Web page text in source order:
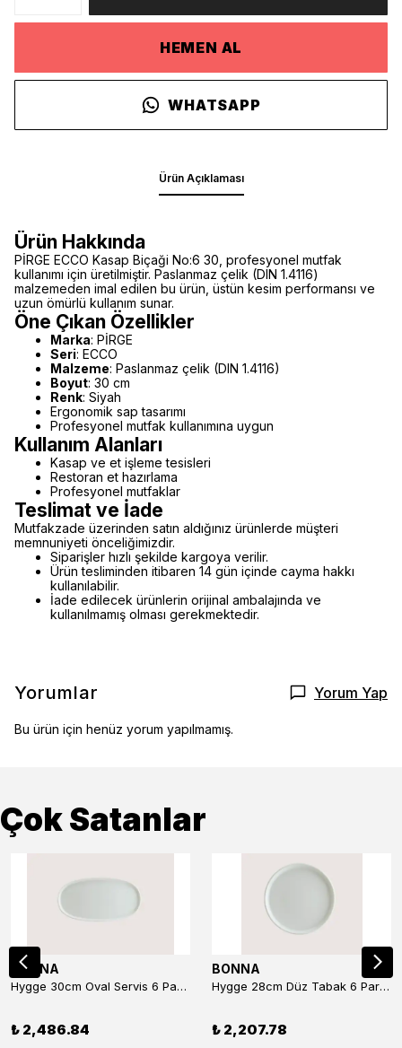
HEMEN AL
WHATSAPP
Ürün Açıklaması
Ürün Hakkında
PİRGE ECCO Kasap Biçaği No:6 30, profesyonel mutfak
kullanımı için üretilmiştir. Paslanmaz çelik (DIN 1.4116)
malzemeden imal edilen bu ürün, üstün kesim performansı ve
uzun ömürlü kullanım sunar.
Öne Çıkan Özellikler
Marka: PİRGE
Seri: ECCO
Malzeme: Paslanmaz çelik (DIN 1.4116)
Boyut: 30 cm
Renk: Siyah
Ergonomik sap tasarımı
Profesyonel mutfak kullanımına uygun
Kullanım Alanları
Kasap ve et işleme tesisleri
Restoran et hazırlama
Profesyonel mutfaklar
Teslimat ve İade
Mutfakzade üzerinden satın aldığınız ürünlerde müşteri
memnuniyeti önceliğimizdir.
Siparişler hızlı şekilde kargoya verilir.
Ürün tesliminden itibaren 14 gün içinde cayma hakkı
kullanılabilir.
İade edilecek ürünlerin orijinal ambalajında ve
kullanılmamış olması gerekmektedir.
Yorumlar Yorum Yap
Bu ürün için henüz yorum yapılmamış.
Çok Satanlar
BONNA
Hygge 30cm Oval Servis 6 Parça
₺ 2,486.84
BONNA
Hygge 28cm Düz Tabak 6 Parça
₺ 2,207.78